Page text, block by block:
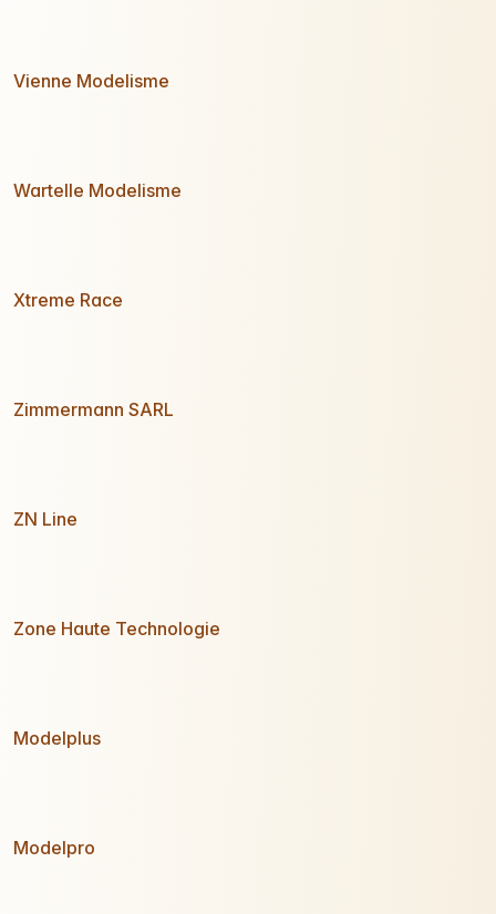
Vienne Modelisme
Wartelle Modelisme
Xtreme Race
Zimmermann SARL
ZN Line
Zone Haute Technologie
Modelplus
Modelpro